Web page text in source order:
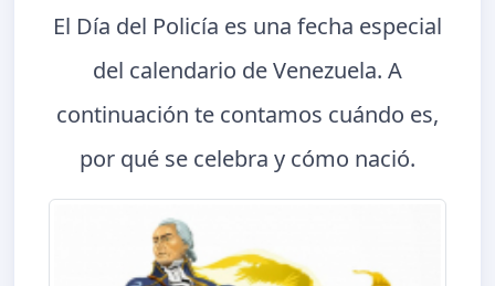
El Día del Policía es una fecha especial
del calendario de Venezuela. A
continuación te contamos cuándo es,
por qué se celebra y cómo nació.